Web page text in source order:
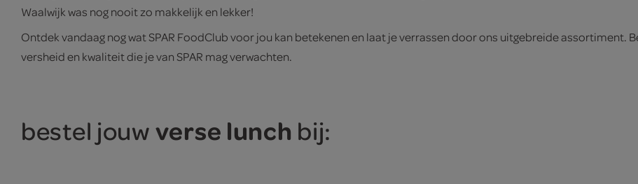
Waalwijk was nog nooit zo makkelijk en lekker!
Ontdek vandaag nog wat SPAR FoodClub voor jou kan betekenen en laat je verrassen door ons uitgebreide assortiment.
versheid en kwaliteit die je van SPAR mag verwachten.
bestel jouwverse lunch bij: